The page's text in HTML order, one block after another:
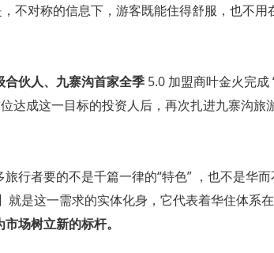
不对称的信息下，游客既能住得舒服，也不
合伙人、九寨沟首家全季 5.0 加盟商叶金火完
达成这一目标的投资人后，再次扎进九寨沟旅
行者要的不是千篇一律的“特色” ，也不是华
就是这一需求的实体化身，它代表着华住体系在
场树立新的标杆。